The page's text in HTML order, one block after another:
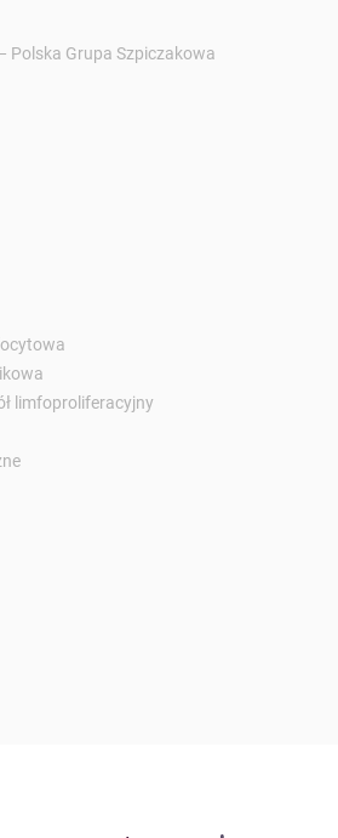
Polska Grupa Szpiczakowa
limfoproliferacyjny